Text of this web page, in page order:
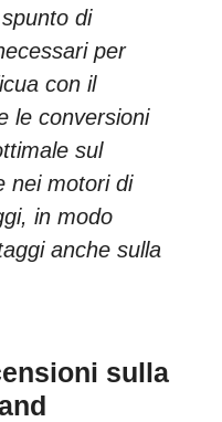
di
per
con il
le conversioni
sul
nei motori di
in modo
anche sulla
sulla